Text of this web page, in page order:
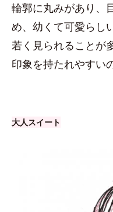
輪郭に丸みがあり、
め、幼くて可愛らし
若く見られることが
印象を持たれやすい
大人スイート